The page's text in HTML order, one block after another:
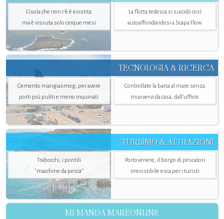
L’isola che non c'è è esistita
ma è vissuta solo cinque mesi
La flotta tedesca si suicidò così
autoaffondandosi a Scapa Flow
TECNOLOGIA & RICERCA
Cemento mangiasmog, per avere
porti più puliti e meno inquinati
Controllate la barca al mare senza
muovervi da casa, dall’ufficio
TURISMO & ATTRAZIONI
Trabocchi, i pontili
"macchine da pesca"
Portovenere, il borgo di pescatori
irresistibile esca per i turisti
MI MANDA MAREONLINE